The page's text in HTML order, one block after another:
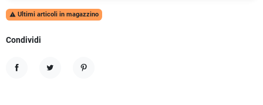
 Ultimi articoli in magazzino
Condividi